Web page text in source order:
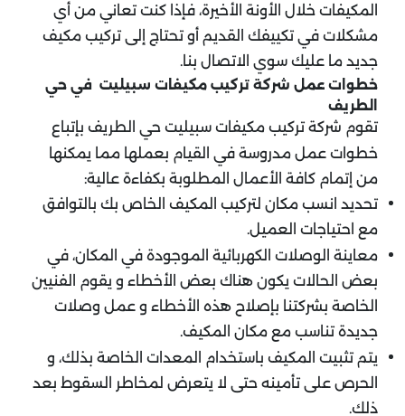
المكيفات خلال الأونة الأخيرة، فإذا كنت تعاني من أي
مشكلات في تكييفك القديم أو تحتاج إلى تركيب مكيف
جديد ما عليك سوي الاتصال بنا.
خطوات عمل شركة تركيب مكيفات سبيليت في حي
الطريف
تقوم شركة تركيب مكيفات سبيليت حي الطريف بإتباع
خطوات عمل مدروسة في القيام بعملها مما يمكنها
من إتمام كافة الأعمال المطلوبة بكفاءة عالية:
تحديد انسب مكان لتركيب المكيف الخاص بك بالتوافق
مع احتياجات العميل.
معاينة الوصلات الكهربائية الموجودة في المكان، في
بعض الحالات يكون هناك بعض الأخطاء و يقوم الفنيين
الخاصة بشركتنا بإصلاح هذه الأخطاء و عمل وصلات
جديدة تناسب مع مكان المكيف.
يتم تثبيت المكيف باستخدام المعدات الخاصة بذلك، و
الحرص على تأمينه حتى لا يتعرض لمخاطر السقوط بعد
ذلك.